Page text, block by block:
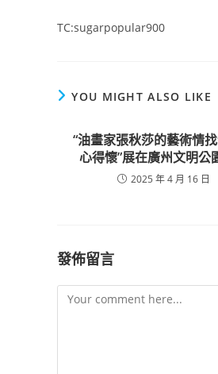
TC:sugarpopular900
YOU MIGHT ALSO LIKE
“油畫家張秋莎的藝術情
心得懷”展在廣州文明公
2025 年 4 月 16 日
發佈留言
Comment